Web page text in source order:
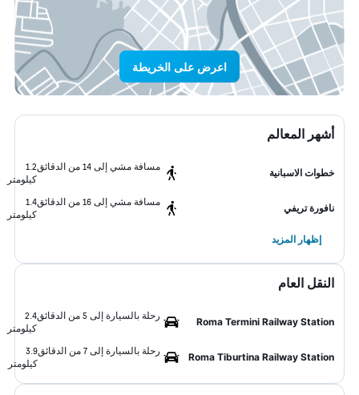
اعرض على الخريطة
أشهر المعالم
خطوات الاسبانية
مسافة مشي إلى 14 من الدقائق
1.2
كيلومتر
نافورة تريفي
مسافة مشي إلى 16 من الدقائق
1.4
كيلومتر
إظهار المزيد
النقل العام
Roma Termini Railway Station
رحلة بالسيارة إلى 5 من الدقائق
2.4
كيلومتر
Roma Tiburtina Railway Station
رحلة بالسيارة إلى 7 من الدقائق
3.9
كيلومتر